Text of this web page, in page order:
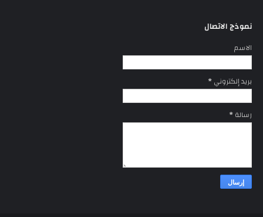
نموذج الاتصال
الاسم
بريد إلكتروني*
رسالة*